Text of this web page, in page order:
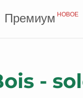
ПремиумНОВОЕ
-